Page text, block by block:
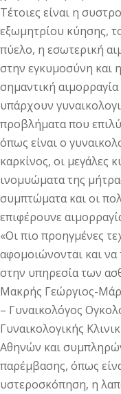
Τέτοιες είναι η
εξωμητρίου κύησης,
πύελο, η εσωτερική
στην εγκυμοσύνη και η
σημαντική
υπάρχουν
προβλήματα που
όπως είναι ο
καρκίνος, οι μεγάλες
ινομυώματα της
συμπτώματα και οι
επιφέρουνε
«Οι πιο προηγμένες
αφομοιώνονται και να
στην υπηρεσία των
Μακρής Γεώργιος-
– Γυναικολόγος
Γυναικολογικής
Αθηνών και
παρέμβασης, όπως
υστεροσκόπηση, η